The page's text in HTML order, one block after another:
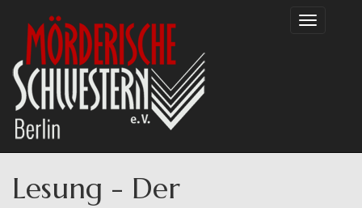
Inhalt
Toggle
Lesung - Der